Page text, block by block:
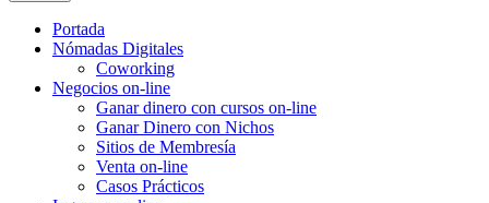
Portada
Nómadas Digitales
Coworking
Negocios on-line
Ganar dinero con cursos on-line
Ganar Dinero con Nichos
Sitios de Membresía
Venta on-line
Casos Prácticos